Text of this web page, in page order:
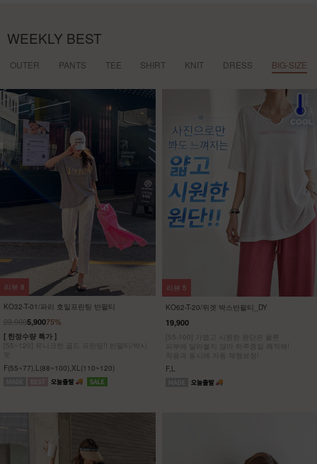
WEEKLY BEST
OUTER PANTS TEE SHIRT KNIT DRESS BIG-SIZE
KO62-J-01/네트후드집업_HR
25,900
[55-100] 가볍게 툭,시원하게 쓱,매일 찾게 되
는 썸머 후드 집업
F,L
리뷰 27
NK62-SETS-13/바루나 집업+스커트
39,90037,110
[55-88] 바스락- 하루종일 쾌적한 터치감!
그물망 형태의 메쉬 안감으로
땀과 습기를 빠르게 배출해줘요
Free
리뷰 0